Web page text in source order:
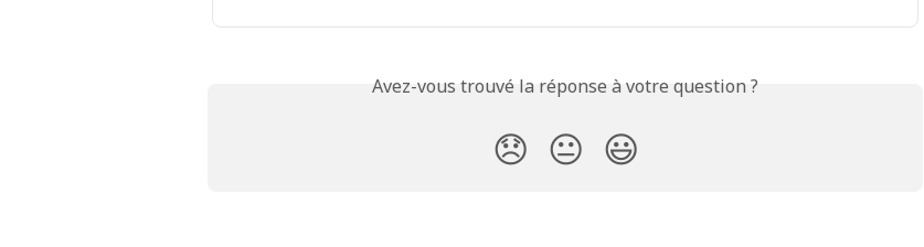
Avez-vous trouvé la réponse à votre question ?
😞 😐 😃